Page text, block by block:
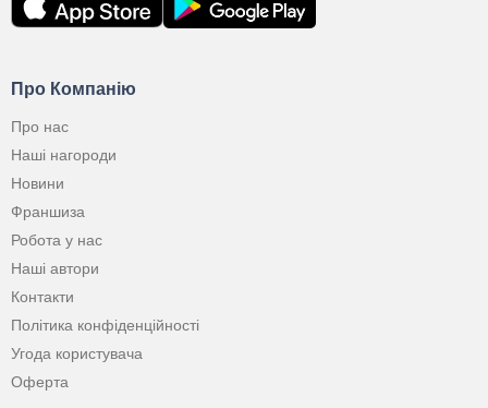
Про Компанію
Про нас
Наші нагороди
Новини
Франшиза
Робота у нас
Наші автори
Контакти
Політика конфіденційності
Угода користувача
Оферта